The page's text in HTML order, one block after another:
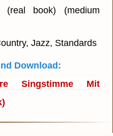
(real book) (medium
Jazz, Standards
Download:
Singstimme Mit